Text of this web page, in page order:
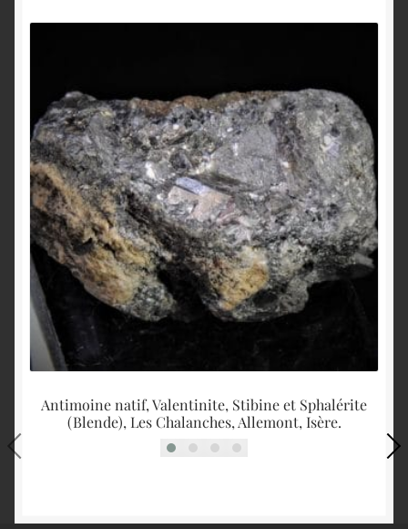
Antimoine natif, Valentinite, Stibine et Sphalérite
(Blende), Les Chalanches, Allemont, Isère.